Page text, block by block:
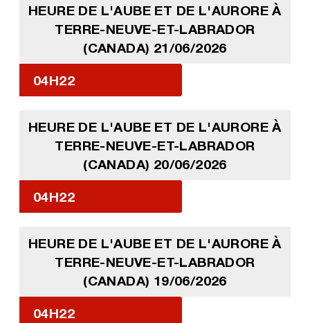
HEURE DE L'AUBE ET DE L'AURORE À
TERRE-NEUVE-ET-LABRADOR
(CANADA) 21/06/2026
04H22
HEURE DE L'AUBE ET DE L'AURORE À
TERRE-NEUVE-ET-LABRADOR
(CANADA) 20/06/2026
04H22
HEURE DE L'AUBE ET DE L'AURORE À
TERRE-NEUVE-ET-LABRADOR
(CANADA) 19/06/2026
04H22